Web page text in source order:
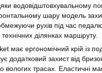
водовідштовхувальному
шару модель
рухів під час
ділянках маршруту.
має ергономічний крій із
додатковий захист від
вологих трасах. Еластичні